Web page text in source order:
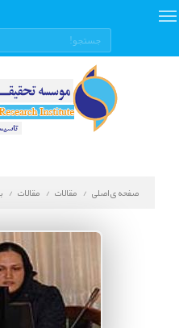
صفحه ی اصلی مقالات مقالات